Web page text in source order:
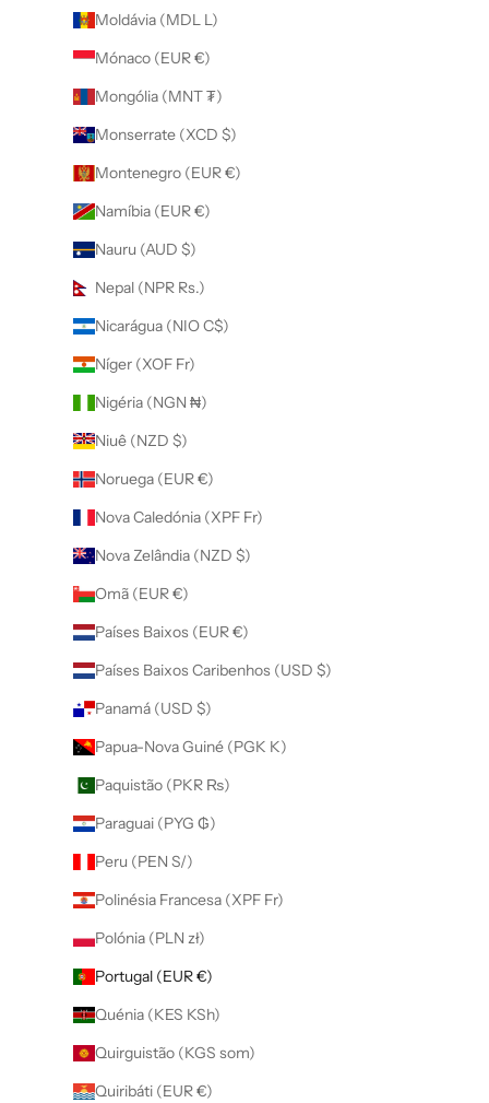
Moldávia (MDL L)
Mónaco (EUR €)
Mongólia (MNT ₮)
Monserrate (XCD $)
Montenegro (EUR €)
Namíbia (EUR €)
Nauru (AUD $)
Nepal (NPR Rs.)
Nicarágua (NIO C$)
Níger (XOF Fr)
Nigéria (NGN ₦)
Niuê (NZD $)
Noruega (EUR €)
Nova Caledónia (XPF Fr)
Nova Zelândia (NZD $)
Omã (EUR €)
Países Baixos (EUR €)
Países Baixos Caribenhos (USD $)
Panamá (USD $)
Papua-Nova Guiné (PGK K)
Paquistão (PKR ₨)
Paraguai (PYG ₲)
Peru (PEN S/)
Polinésia Francesa (XPF Fr)
Polónia (PLN zł)
Portugal (EUR €)
Quénia (KES KSh)
Quirguistão (KGS som)
Quiribáti (EUR €)